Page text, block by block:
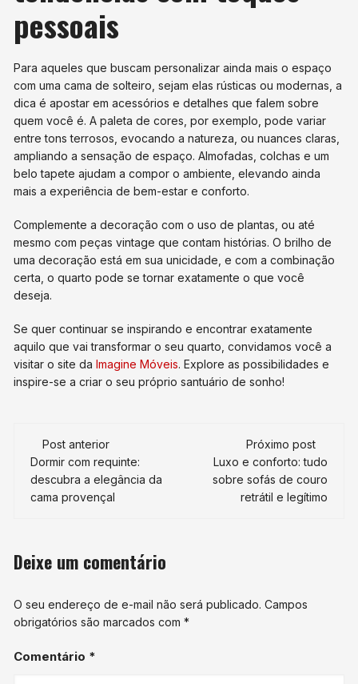
pessoais
Para aqueles que buscam personalizar ainda mais o espaço
com uma cama de solteiro, sejam elas rústicas ou modernas, a
dica é apostar em acessórios e detalhes que falem sobre
quem você é. A paleta de cores, por exemplo, pode variar
entre tons terrosos, evocando a natureza, ou nuances claras,
ampliando a sensação de espaço. Almofadas, colchas e um
belo tapete ajudam a compor o ambiente, elevando ainda
mais a experiência de bem-estar e conforto.
Complemente a decoração com o uso de plantas, ou até
mesmo com peças vintage que contam histórias. O brilho de
uma decoração está em sua unicidade, e com a combinação
certa, o quarto pode se tornar exatamente o que você
deseja.
Se quer continuar se inspirando e encontrar exatamente
aquilo que vai transformar o seu quarto, convidamos você a
visitar o site daImagine Móveis. Explore as possibilidades e
inspire-se a criar o seu próprio santuário de sonho!
Navegação
de
post
Post anterior
Dormir com requinte:
descubra a elegância da
cama provençal
Próximo post
Luxo e conforto: tudo
sobre sofás de couro
retrátil e legítimo
Deixe um comentário
O seu endereço de e-mail não será publicado. Campos
obrigatórios são marcados com*
Comentário *